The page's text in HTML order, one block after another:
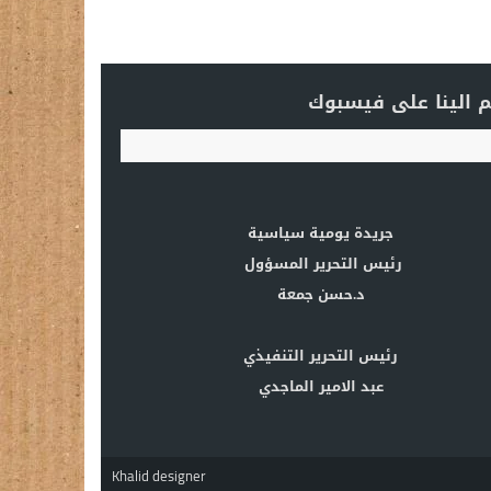
الينا على فيسبوك
جريدة يومية سياسية
رئيس التحرير المسؤول
د.حسن جمعة
رئيس التحرير التنفيذي
عبد الامير الماجدي
Khalid designer